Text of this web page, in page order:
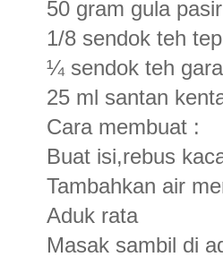
50 gram gula pasir
1/8 sendok teh
¼ sendok teh
25 ml santan
Cara membuat :
Buat isi,rebus
Tambahkan air
Aduk rata
Masak sambil di